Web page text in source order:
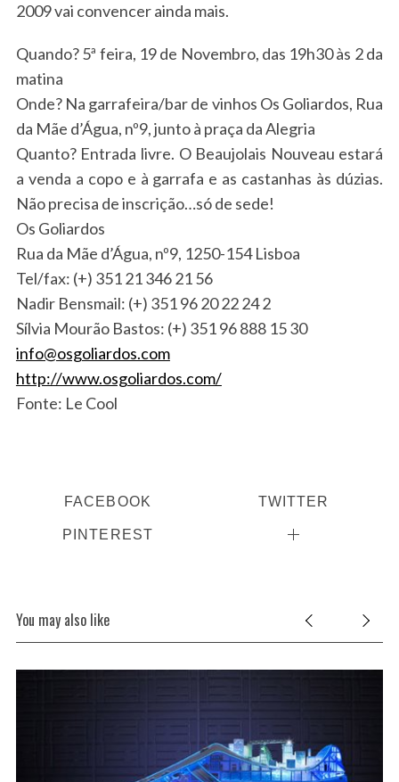
2009 vai convencer ainda mais.
Quando? 5ª feira, 19 de Novembro, das 19h30 às 2 da
matina
Onde? Na garrafeira/bar de vinhos Os Goliardos, Rua
da Mãe d’Água, nº9, junto à praça da Alegria
Quanto? Entrada livre. O Beaujolais Nouveau estará
a venda a copo e à garrafa e as castanhas às dúzias.
Não precisa de inscrição…só de sede!
Os Goliardos
Rua da Mãe d’Água, nº9, 1250-154 Lisboa
Tel/fax: (+) 351 21 346 21 56
Nadir Bensmail: (+) 351 96 20 22 24 2
Sílvia Mourão Bastos: (+) 351 96 888 15 30
info@osgoliardos.com
http://www.osgoliardos.com/
Fonte: Le Cool
FACEBOOK TWITTER
PINTEREST
You may also like
e
a
r
c
f
o